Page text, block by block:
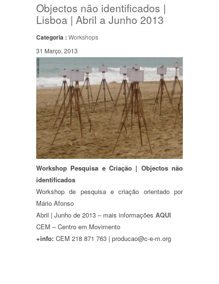
Objectos não identificados |
Lisboa | Abril a Junho 2013
Categoria : Workshops
31 Março, 2013
Workshop Pesquisa e Criação | Objectos não
identificados
Workshop de pesquisa e criação orientado por
Mário Afonso
Abril | Junho de 2013 – mais informações AQUI
CEM – Centro em Movimento
+info: CEM 218 871 763 | producao@c-e-m.org